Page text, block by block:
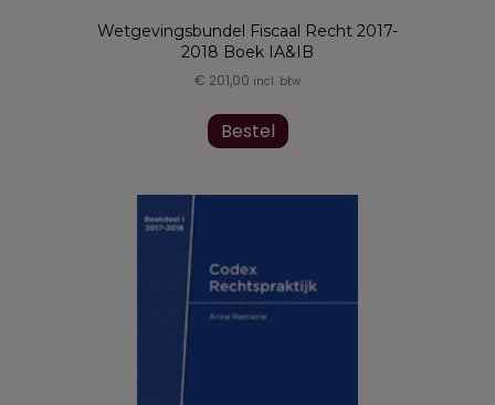
Wetgevingsbundel Fiscaal Recht 2017-
2018 Boek IA&IB
€ 201,00 incl. btw
Bestel product
variaties.
gekozen
worden